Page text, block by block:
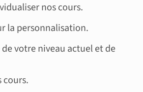
nos cours.
la personnalisation.
votre niveau actuel et de
cours.